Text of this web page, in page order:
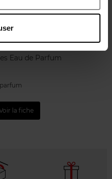
Eau de Parfum
la fiche